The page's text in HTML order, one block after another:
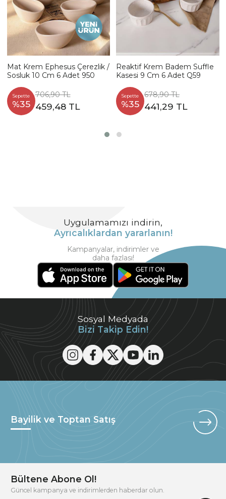
Mat Krem Ephesus Çerezlik /
Sosluk 10 Cm 6 Adet 950
Sepette
%35
706,90 TL
459,48 TL
Reaktif Krem Badem Suffle
Kasesi 9 Cm 6 Adet Q59
Sepette
%35
678,90 TL
441,29 TL
Sosyal Medyada
Bizi Takip Edin!
Uygulamamızı indirin,
Ayrıcalıklardan yararlanın!
Kampanyalar, indirimler ve
daha fazlası!
Bayilik ve Toptan Satış
Bültene Abone Ol!
Güncel kampanya ve indirimlerden haberdar olun.